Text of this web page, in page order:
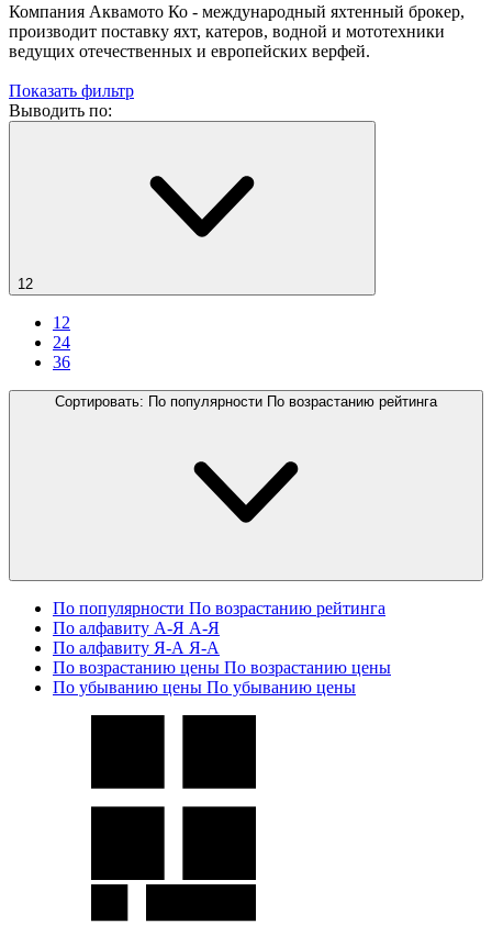
Компания Аквамото Ко - международный яхтенный брокер,
производит поставку яхт, катеров, водной и мототехники
ведущих отечественных и европейских верфей.
Показать фильтр
Выводить по:
12
12
24
36
Сортировать: По популярности По возрастанию рейтинга
По популярности По возрастанию рейтинга
По алфавиту А-Я А-Я
По алфавиту Я-А Я-А
По возрастанию цены По возрастанию цены
По убыванию цены По убыванию цены